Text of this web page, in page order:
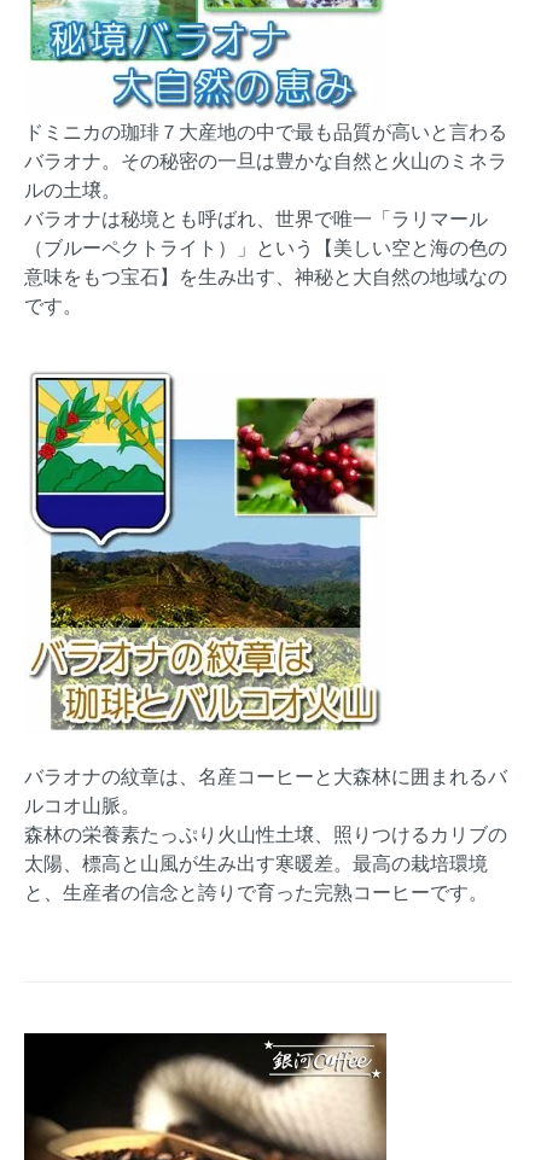
ドミニカの珈琲７大産地の中で最も品質が高いと言わる
バラオナ。その秘密の一旦は豊かな自然と火山のミネラ
ルの土壌。
バラオナは秘境とも呼ばれ、世界で唯一「ラリマール
（ブルーペクトライト）」という【美しい空と海の色の
意味をもつ宝石】を生み出す、神秘と大自然の地域なの
です。
バラオナの紋章は、名産コーヒーと大森林に囲まれるバ
ルコオ山脈。
森林の栄養素たっぷり火山性土壌、照りつけるカリブの
太陽、標高と山風が生み出す寒暖差。最高の栽培環境
と、生産者の信念と誇りで育った完熟コーヒーです。